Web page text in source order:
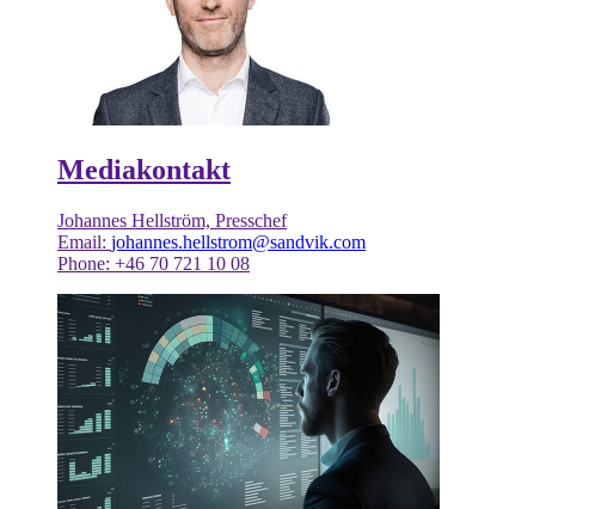
Mediakontakt
Johannes Hellström, Presschef
Email: johannes.hellstrom@sandvik.com
Phone: +46 70 721 10 08